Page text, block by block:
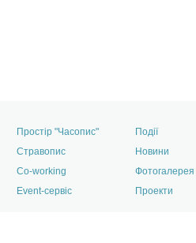
Простір "Часопис"
Події
Стравопис
Новини
Co-working
Фотогалерея
Event-сервіс
Проекти